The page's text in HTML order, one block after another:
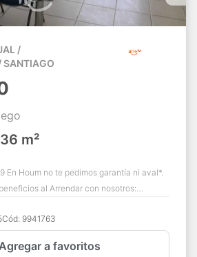
/
SANTIAGO
36 m²
En Houm no te pedimos garantía ni aval*.
al Arrendar con nosotros:
Cód: 9941763
a favoritos